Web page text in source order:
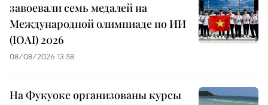
завоевали семь медалей на
Международной олимпиаде по ИИ
(IOAI) 2026
08/08/2026 13:58
На Фукуоке организованы курсы